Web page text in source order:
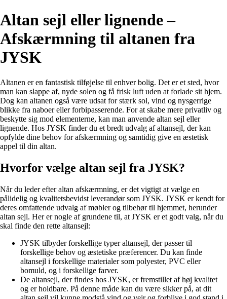
Altan sejl eller lignende –
Afskærmning til altanen fra
JYSK
Altanen er en fantastisk tilføjelse til enhver bolig. Det er et sted, hvor
man kan slappe af, nyde solen og få frisk luft uden at forlade sit hjem.
Dog kan altanen også være udsat for stærk sol, vind og nysgerrige
blikke fra naboer eller forbipasserende. For at skabe mere privatliv og
beskytte sig mod elementerne, kan man anvende altan sejl eller
lignende. Hos JYSK finder du et bredt udvalg af altansejl, der kan
opfylde dine behov for afskærmning og samtidig give en æstetisk
appel til din altan.
Hvorfor vælge altan sejl fra JYSK?
Når du leder efter altan afskærmning, er det vigtigt at vælge en
pålidelig og kvalitetsbevidst leverandør som JYSK. JYSK er kendt for
deres omfattende udvalg af møbler og tilbehør til hjemmet, herunder
altan sejl. Her er nogle af grundene til, at JYSK er et godt valg, når du
skal finde den rette altansejl:
JYSK tilbyder forskellige typer altansejl, der passer til
forskellige behov og æstetiske præferencer. Du kan finde
altansejl i forskellige materialer som polyester, PVC eller
bomuld, og i forskellige farver.
De altansejl, der findes hos JYSK, er fremstillet af høj kvalitet
og er holdbare. På denne måde kan du være sikker på, at dit